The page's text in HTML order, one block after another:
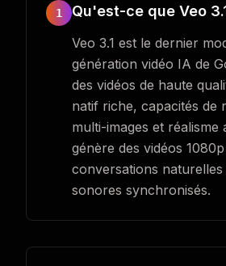
1 Qu'est-ce que Veo
Veo 3.1 est le dernier
génération vidéo IA de
des vidéos de haute
natif riche, capacités de
multi-images et réalisme
génère des vidéos
conversations naturelles
sonores synchronisés.